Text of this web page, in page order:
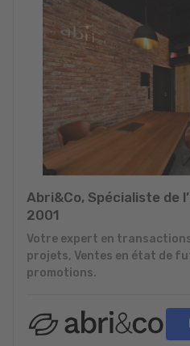
Abri&Co, Spécialiste de
2001
Votre expert en
projets, Ventes en état de
promotions.